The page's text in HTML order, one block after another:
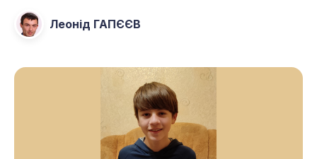
Леонід ГАПЄЄВ